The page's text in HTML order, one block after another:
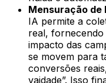
Mensuração de
IA permite a
real,
impacto das
se movem para
conversões
vaidade”. Isso